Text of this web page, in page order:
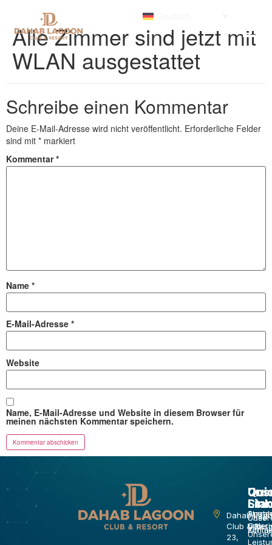
Alle Zimmer sind jetzt mit
WLAN ausgestattet
Schreibe einen Kommentar
Deine E-Mail-Adresse wird nicht veröffentlicht. Erforderliche Felder
sind mit * markiert
Kommentar*
Name *
E-Mail-Adresse *
Website
Name, E-Mail-Adresse und Website in diesem Browser für
meinen nächsten Kommentar speichern.
Über
uns
Dahab
Club &
23,